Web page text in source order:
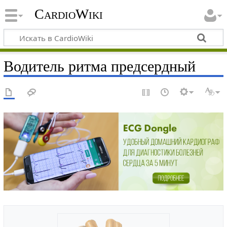
CardioWiki
Водитель ритма предсердный